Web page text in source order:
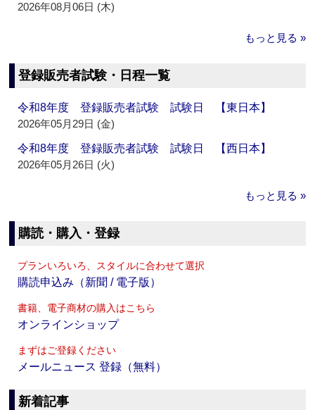
2026年08月06日 (木)
もっと見る »
登録販売者試験・日程一覧
令和8年度 登録販売者試験 試験日 【東日本】
2026年05月29日 (金)
令和8年度 登録販売者試験 試験日 【西日本】
2026年05月26日 (火)
もっと見る »
購読・購入・登録
プランいろいろ、スタイルに合わせて選択
購読申込み（新聞 / 電子版）
書籍、電子商材の購入はこちら
オンラインショップ
まずはご登録ください
メールニュース 登録（無料）
新着記事